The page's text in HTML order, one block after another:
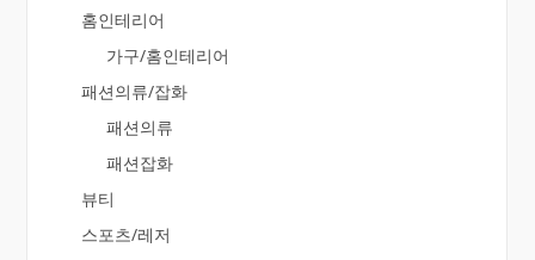
홈인테리어
가구/홈인테리어
패션의류/잡화
패션의류
패션잡화
뷰티
스포츠/레저